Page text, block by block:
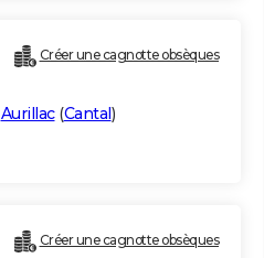
Créer une cagnotte obsèques
Aurillac(Cantal)
Créer une cagnotte obsèques